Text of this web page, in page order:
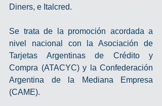
Diners, e Italcred.
Se trata de la promoción acordada a
nivel nacional con la Asociación de
Tarjetas Argentinas de Crédito y
Compra (ATACYC) y la Confederación
Argentina de la Mediana Empresa
(CAME).